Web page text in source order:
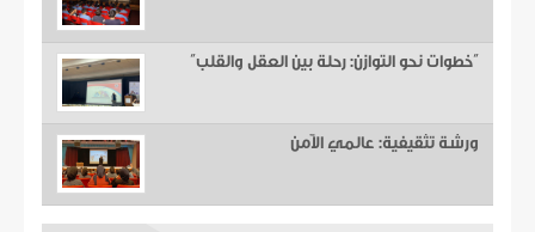
“خطوات نحو التوازن: رحلة بين العقل والقلب”
ورشة تثقيفية: عالمي الآمن